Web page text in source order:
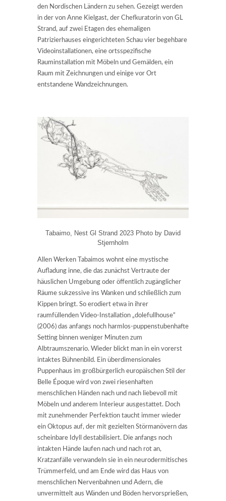
den Nordischen Ländern zu sehen. Gezeigt werden
in der von Anne Kielgast, der Chefkuratorin von GL
Strand, auf zwei Etagen des ehemaligen
Patrizierhauses eingerichteten Schau vier begehbare
Videoinstallationen, eine ortsspezifische
Rauminstallation mit Möbeln und Gemälden, ein
Raum mit Zeichnungen und einige vor Ort
entstandene Wandzeichnungen.
Tabaimo, Nest Gl Strand 2023 Photo by David
Stjernholm
Allen Werken Tabaimos wohnt eine mystische
Aufladung inne, die das zunächst Vertraute der
häuslichen Umgebung oder öffentlich zugänglicher
Räume sukzessive ins Wanken und schließlich zum
Kippen bringt. So erodiert etwa in ihrer
raumfüllenden Video-Installation „dolefullhouse“
(2006) das anfangs noch harmlos-puppenstubenhafte
Setting binnen weniger Minuten zum
Albtraumszenario. Wieder blickt man in ein vorerst
intaktes Bühnenbild. Ein überdimensionales
Puppenhaus im großbürgerlich europäischen Stil der
Belle Époque wird von zwei riesenhaften
menschlichen Händen nach und nach liebevoll mit
Möbeln und anderem Interieur ausgestattet. Doch
mit zunehmender Perfektion taucht immer wieder
ein Oktopus auf, der mit gezielten Störmanövern das
scheinbare Idyll destabilisiert. Die anfangs noch
intakten Hände laufen nach und nach rot an,
Kratzanfälle verwandeln sie in ein neurodermitisches
Trümmerfeld, und am Ende wird das Haus von
menschlichen Nervenbahnen und Adern, die
unvermittelt aus Wänden und Böden hervorsprießen,